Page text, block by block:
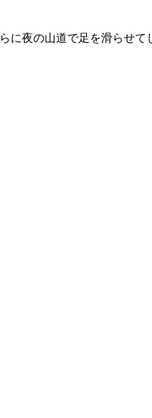
に夜の山道で足を滑らせ